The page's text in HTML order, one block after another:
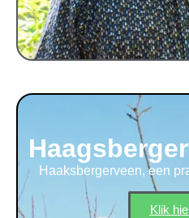
Haaksbergerveen, een
Klik